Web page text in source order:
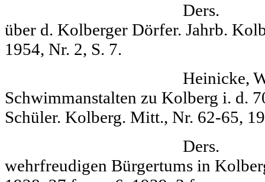
Ders. Die
über d. Kolber­ger Dörfer. Jahrb.
1954, Nr. 2, S. 7.
Heinicke,
Schwimmanstal­ten zu Kolberg i. d.
Schüler. Kolberg. Mitt., Nr. 62-65,
Ders.
wehrfreudigen Bür­gertums in